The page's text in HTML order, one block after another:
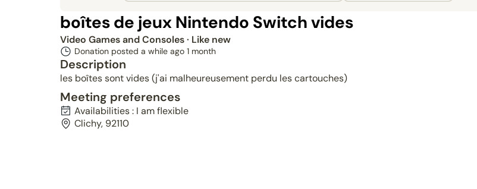
boîtes de jeux Nintendo Switch vides
Video Games and Consoles· Like new
Donation posted a while ago 1 month
Description
les boîtes sont vides (j'ai malheureusement perdu les cartouches)
Meeting preferences
Availabilities : I am flexible
Clichy, 92110